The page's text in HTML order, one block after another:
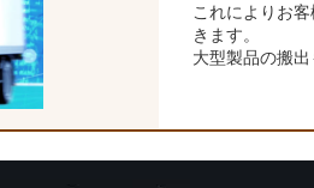
これによりお
きます。
大型製品の搬出